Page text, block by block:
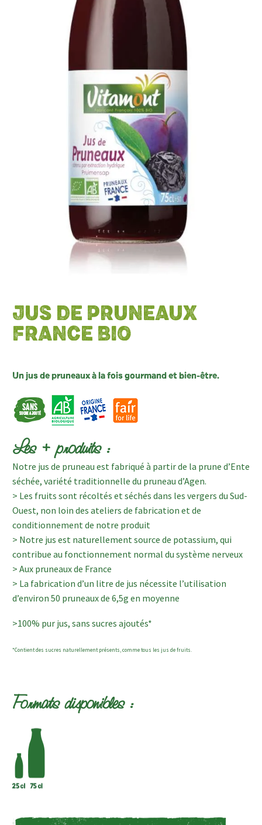
JUS DE PRUNEAUX
FRANCE BIO
Un jus de pruneaux à la fois gourmand et bien-être.
Les + produits :
Notre jus de pruneau est fabriqué à partir de la prune d’Ente
séchée, variété traditionnelle du pruneau d’Agen.
> Les fruits sont récoltés et séchés dans les vergers du Sud-
Ouest, non loin des ateliers de fabrication et de
conditionnement de notre produit
> Notre jus est naturellement source de potassium, qui
contribue au fonctionnement normal du système nerveux
> Aux pruneaux de France
> La fabrication d’un litre de jus nécessite l’utilisation
d’environ 50 pruneaux de 6,5g en moyenne
>100% pur jus, sans sucres ajoutés*
*Contient des sucres naturellement présents, comme tous les jus de fruits.
Formats disponibles :